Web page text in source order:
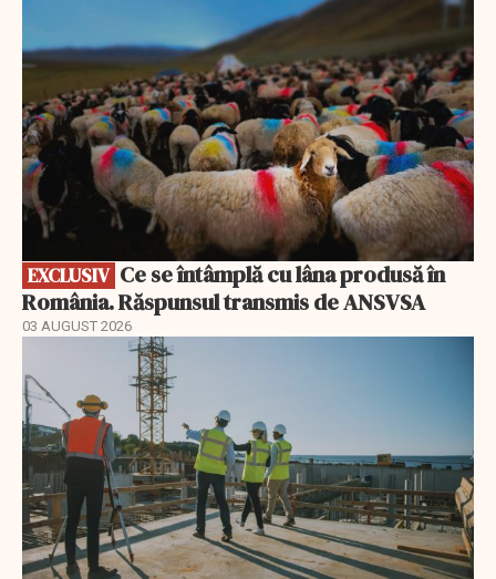
EXCLUSIV
România. Răspunsul transmis de ANSVSA
03 AUGUST 2026